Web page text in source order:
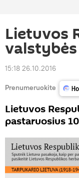
Lietuvos
15:18 26.10.2016
Prenumeruokite
Lietuvos
pastaruosius